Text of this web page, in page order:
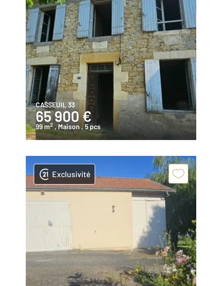
CASSEUIL 33
65 900 €
99 m2 , Maison , 5 pcs
Exclusivité